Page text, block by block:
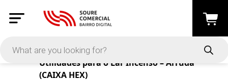
Products
Utilidades para o Lar Incenso – Arruda
(CAIXA HEX)